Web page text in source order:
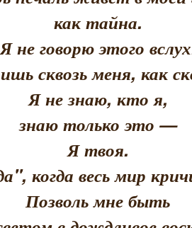
как тайна.
Я не говорю этого
сквозь меня, как
Я не знаю, кто я,
знаю только это —
Я твоя.
когда весь мир
Позволь мне быть